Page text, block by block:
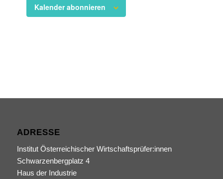
Kalender abonnieren
ADRESSE
Institut Österreichischer Wirtschaftsprüfer:innen
Schwarzenbergplatz 4
Haus der Industrie